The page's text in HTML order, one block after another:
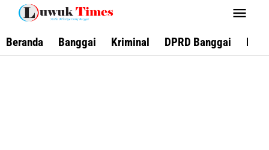
Lewati
konten
Beranda Banggai Kriminal DPRD Banggai